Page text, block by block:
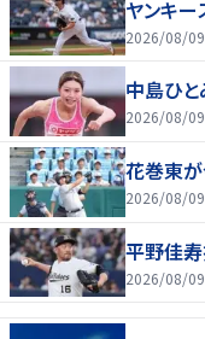
ヤンキー
2026/08/09
中島ひ
2026/08/
花巻東
2026/08/
平野佳
2026/08/